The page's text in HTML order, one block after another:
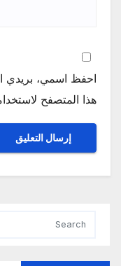
احفظ اسمي، بريدي
هذا المتصفح